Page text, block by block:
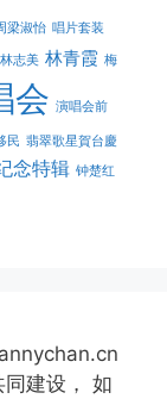
梁淑怡 唱片套装
林志美 林青霞 梅
会 演唱会前
民 翡翠歌星賀台慶
念特辑 钟楚红
建设， 如